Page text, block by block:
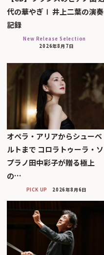
代の華やぎⅠ 井上二葉の演奏
記録
New Release Selection
2026年8月7日
オペラ・アリアからシューベ
ルトまで コロラトゥーラ・ソ
プラノ田中彩子が贈る極上
の…
PICK UP 2026年8月6日